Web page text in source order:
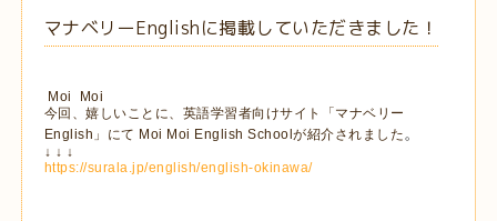
マナベリーEnglishに掲載していただきました！
Moi Moi
今回、嬉しいことに、英語学習者向けサイト「マナベリー
English」にて Moi Moi English Schoolが紹介されました 。
↓ ↓ ↓
https://surala.jp/english/english-okinawa/